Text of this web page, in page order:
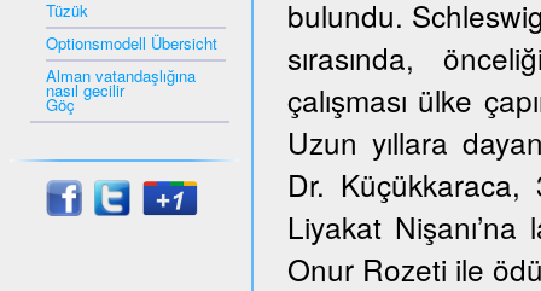
Tüzük
Optionsmodell Übersicht
Alman vatandaşlığına
nasıl gecilir
Göç
bulundu.
sırasında,
çalışması ülke
Uzun yıllara
Dr.
Liyakat
Onur Rozeti ile